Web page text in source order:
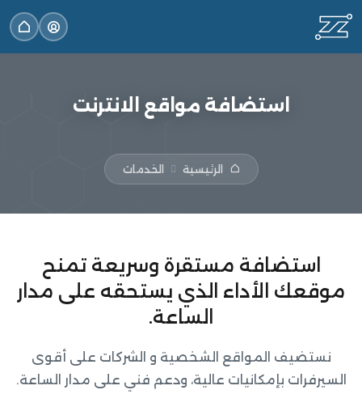
استضافة مواقع الانترنت
الرئيسية الخدمات
استضافة مستقرة وسريعة تمنح
موقعك الأداء الذي يستحقه على مدار
الساعة.
نستضيف المواقع الشخصية و الشركات على أقوى
السيرفرات بإمكانيات عالية، ودعم فني على مدار الساعة.